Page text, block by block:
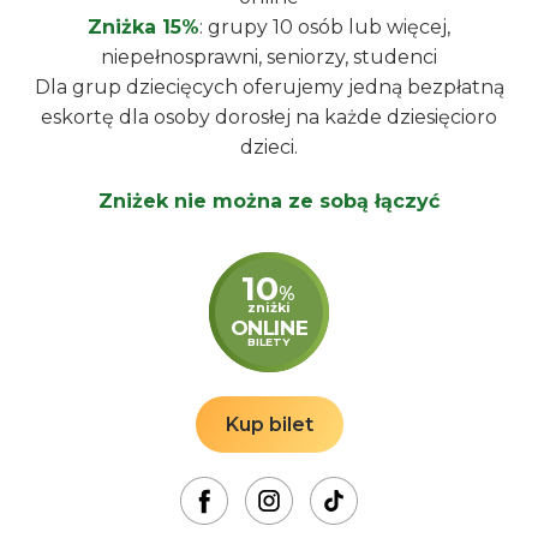
Brnopas:20% zniżki na wszystkie bilety
Rabaty i promocje nie łączą się
10
ONLINE
Kup bilet
10%
zniżki
ONLINE
BILETY
budynek Aquaworld
Zniżka 15%: grupy 10 osób lub więcej,
niepełnosprawni, seniorzy, studenci
Dla grup dziecięcych oferujemy jedną bezpłatną
eskortę dla osoby dorosłej na każde dziesięcioro
dzieci.
Zniżek nie można ze sobą łączyć
10%
zniżki
ONLINE
BILETY
Kup bilet